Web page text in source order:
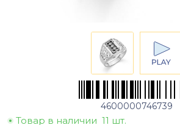
4600000746739
Товар в наличии 11 шт.